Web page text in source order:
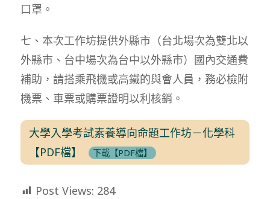
口罩。
七、本次工作坊提供外縣市（台北場次為雙北以
外縣市、台中場次為台中以外縣市）國內交通費
補助，請搭乘飛機或高鐵的與會人員，務必檢附
機票、車票或購票證明以利核銷。
大學入學考試素養導向命題工作坊－化學科
【PDF檔】
下載【PDF檔】
Post Views: 284